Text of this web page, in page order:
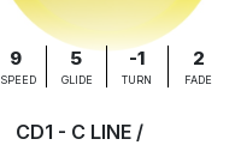
9
SPEED
5
GLIDE
-1
TURN
2
FADE
CD1 - C LINE /